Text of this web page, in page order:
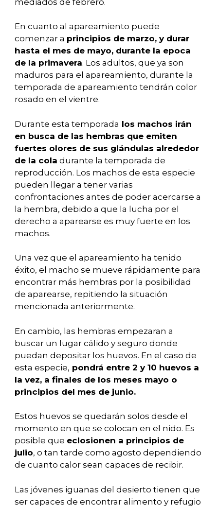
En cuanto al apareamiento puede
comenzar a principios de marzo, y durar
hasta el mes de mayo, durante la epoca
de la primavera. Los adultos, que ya son
maduros para el apareamiento, durante la
temporada de apareamiento tendrán color
rosado en el vientre.
Durante esta temporada los machos irán
en busca de las hembras que emiten
fuertes olores de sus glándulas alrededor
de la cola durante la temporada de
reproducción. Los machos de esta especie
pueden llegar a tener varias
confrontaciones antes de poder acercarse a
la hembra, debido a que la lucha por el
derecho a aparearse es muy fuerte en los
machos.
Una vez que el apareamiento ha tenido
éxito, el macho se mueve rápidamente para
encontrar más hembras por la posibilidad
de aparearse, repitiendo la situación
mencionada anteriormente.
En cambio, las hembras empezaran a
buscar un lugar cálido y seguro donde
puedan depositar los huevos. En el caso de
esta especie, pondrá entre 2 y 10 huevos a
la vez, a finales de los meses mayo o
principios del mes de junio.
Estos huevos se quedarán solos desde el
momento en que se colocan en el nido. Es
posible que eclosionen a principios de
julio, o tan tarde como agosto dependiendo
de cuanto calor sean capaces de recibir.
Las jóvenes iguanas del desierto tienen que
ser capaces de encontrar alimento y refugio